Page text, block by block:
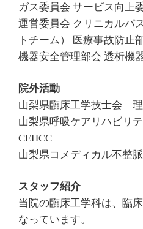
ガス委員会 サービス向上
運営委員会 クリニカルパ
トチーム） 医療事故防止
機器安全管理部会 透析機
院外活動
山梨県臨床工学技士会
山梨県呼吸ケアリハビリ
CEHCC
山梨県コメディカル不整
スタッフ紹介
当院の臨床工学科は、臨
なっています。